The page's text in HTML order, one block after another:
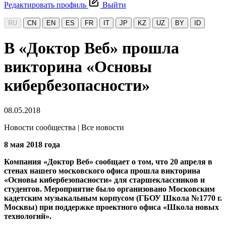
Редактировать профиль
Выйти
RU CN EN ES FR IT JP KZ UZ BY ID
В «Доктор Веб» прошла
викторина «Основы
кибербезопасности»
08.05.2018
Новости сообщества | Все новости
8 мая 2018 года
Компания «Доктор Веб» сообщает о том, что 20 апреля в
стенах нашего московского офиса прошла викторина
«Основы кибербезопасности» для старшеклассников и
студентов. Мероприятие было организовано Московским
кадетским музыкальным корпусом (ГБОУ Школа №1770 г.
Москвы) при поддержке проектного офиса «Школа новых
технологий».